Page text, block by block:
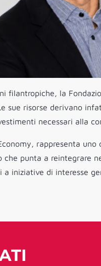
filantropiche, la
sue risorse derivano
necessari alla
rappresenta
che punta a reintegrare
a iniziative di interesse